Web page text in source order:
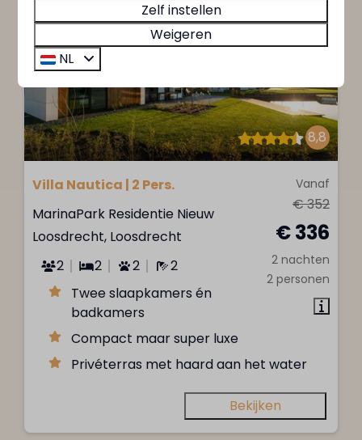
8,8
Vanaf
€ 352
€ 336
2 nachten
2 personen
Villa Nautica | 2 Pers.
MarinaPark Residentie Nieuw
Loosdrecht, Loosdrecht
2
2 2
2
Twee slaapkamers én
badkamers
Compact maar super luxe
Privéterras met haard aan het water
Bekijken
Zelf instellen
Weigeren
NL